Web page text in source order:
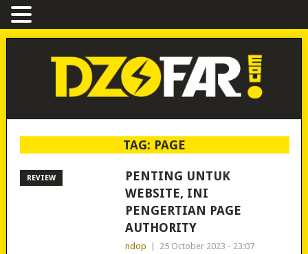
TAG: PAGE
REVIEW
PENTING UNTUK
WEBSITE, INI
PENGERTIAN PAGE
AUTHORITY
ndop 25 October 2023 - 23:07